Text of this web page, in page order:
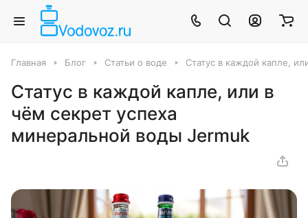
Главная Блог Статьи о воде Статус в каждой капле,
Статус в каждой капле, или в
чём секрет успеха
минеральной воды Jermuk